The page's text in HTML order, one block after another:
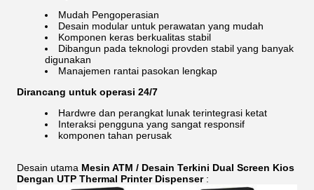
Mudah Pengoperasian
Desain modular untuk perawatan yang mudah
Komponen keras berkualitas stabil
Dibangun pada teknologi provden stabil yang banyak
digunakan
Manajemen rantai pasokan lengkap
Dirancang untuk operasi 24/7
Hardwre dan perangkat lunak terintegrasi ketat
Interaksi pengguna yang sangat responsif
komponen tahan perusak
Desain utama Mesin ATM / Desain Terkini Dual Screen Kios
Dengan UTP Thermal Printer Dispenser: